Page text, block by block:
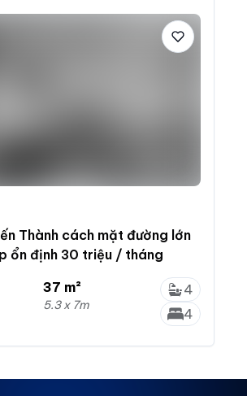
Thành cách mặt đường lớn
ổn định 30 triệu / tháng
37 m²
5.3 x 7m
4
4